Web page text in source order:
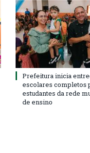
Prefeitura inicia
escolares completos
estudantes da rede
de ensino